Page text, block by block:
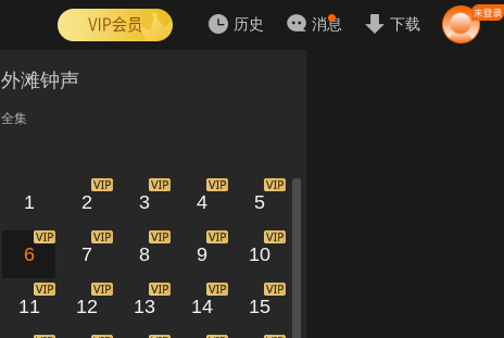
历史 消息 下载
外滩钟声
全集
1 2 3 4 5
6 7 8 9 10
11 12 13 14 15